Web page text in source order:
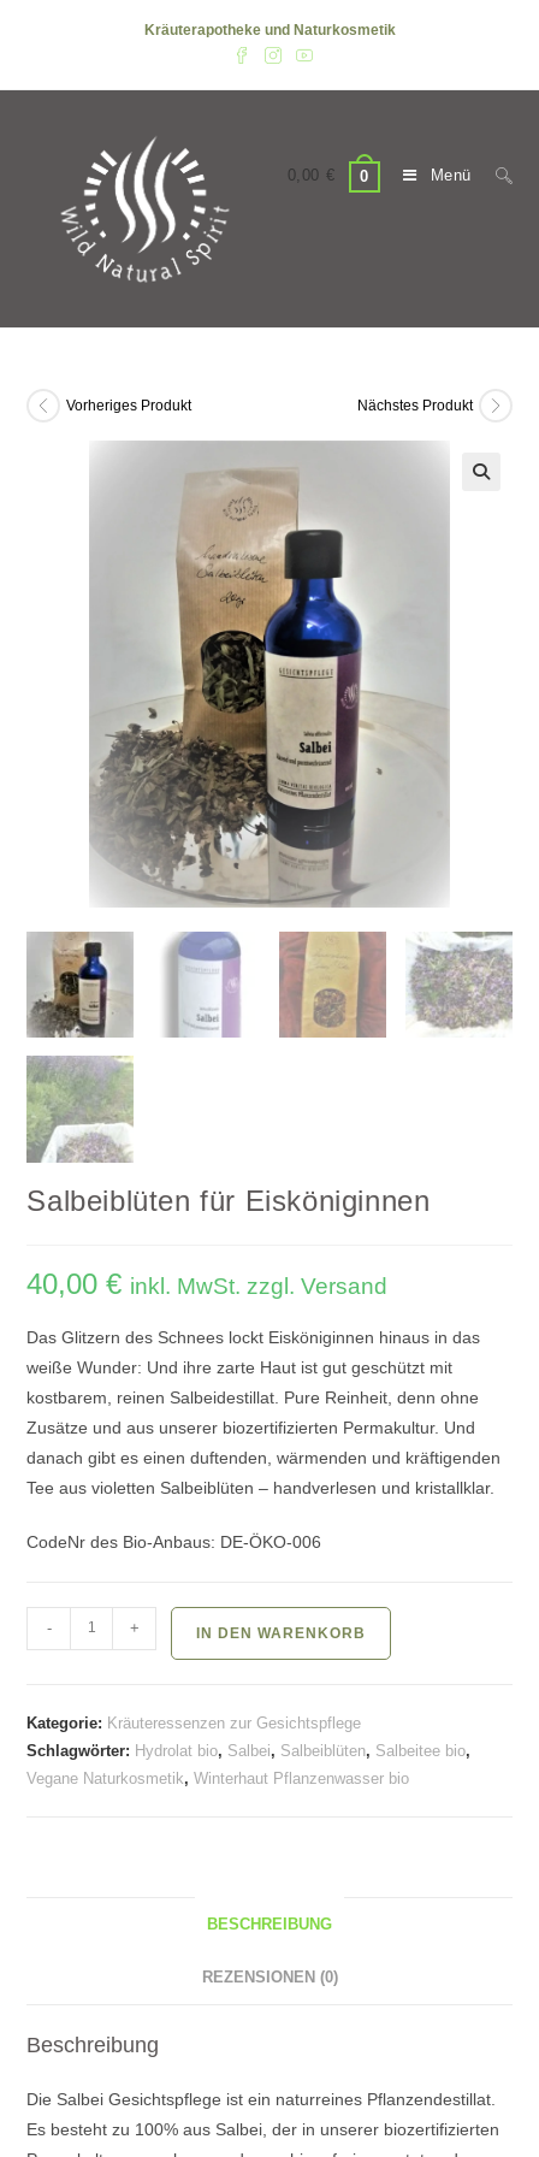
Kräuterapotheke und Naturkosmetik
0,00 € 0 Menü
Vorheriges Produkt Nächstes Produkt
Salbeiblüten für Eisköniginnen
40,00€ inkl. MwSt. zzgl. Versand
Das Glitzern des Schnees lockt Eisköniginnen hinaus in das
weiße Wunder: Und ihre zarte Haut ist gut geschützt mit
kostbarem, reinen Salbeidestillat. Pure Reinheit, denn ohne
Zusätze und aus unserer biozertifizierten Permakultur. Und
danach gibt es einen duftenden, wärmenden und kräftigenden
Tee aus violetten Salbeiblüten – handverlesen und kristallklar.
CodeNr des Bio-Anbaus: DE-ÖKO-006
Salbeiblüten
für
- + IN DEN WARENKORB
Kategorie: Kräuteressenzen zur Gesichtspflege
Schlagwörter: Hydrolat bio, Salbei, Salbeiblüten, Salbeitee bio,
Vegane Naturkosmetik,Winterhaut Pflanzenwasser bio
BESCHREIBUNG
REZENSIONEN (0)
Beschreibung
Die Salbei Gesichtspflege ist ein naturreines Pflanzendestillat.
Es besteht zu 100% aus Salbei, der in unserer biozertifizierten